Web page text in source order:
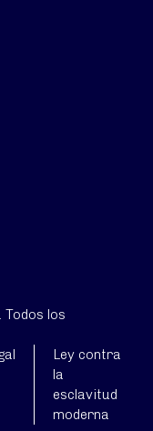
los
Ley contra
la
esclavitud
moderna